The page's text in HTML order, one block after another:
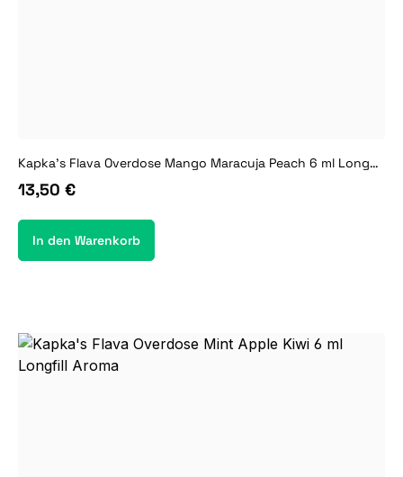
Kapka's Flava Overdose Mango Maracuja Peach 6 ml Longfill Aroma
13,50 €
In den Warenkorb